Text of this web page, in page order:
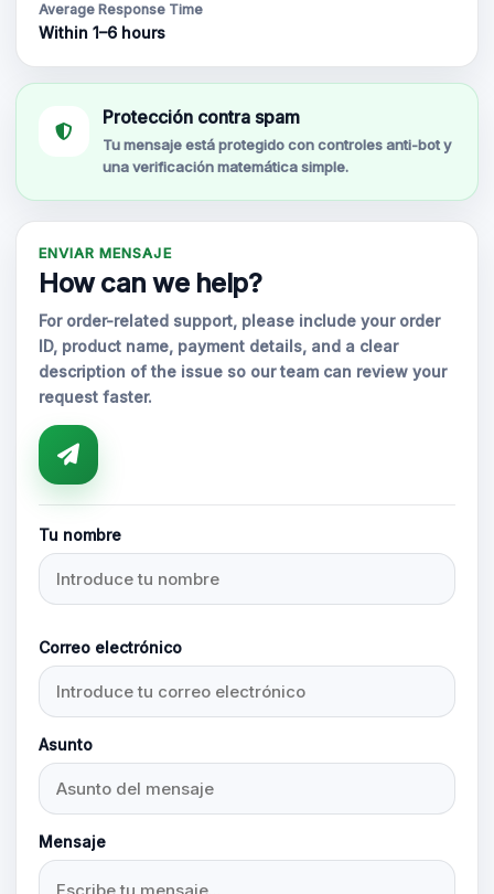
Average Response Time
Within 1–6 hours
Protección contra spam
Tu mensaje está protegido con controles anti-bot y
una verificación matemática simple.
ENVIAR MENSAJE
How can we help?
For order-related support, please include your order
ID, product name, payment details, and a clear
description of the issue so our team can review your
request faster.
Tu nombre
Correo electrónico
Asunto
Mensaje